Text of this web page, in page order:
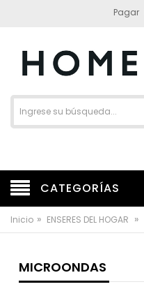
Pagar
CATEGORÍAS
Inicio » ENSERES DEL HOGAR »
MICROONDAS